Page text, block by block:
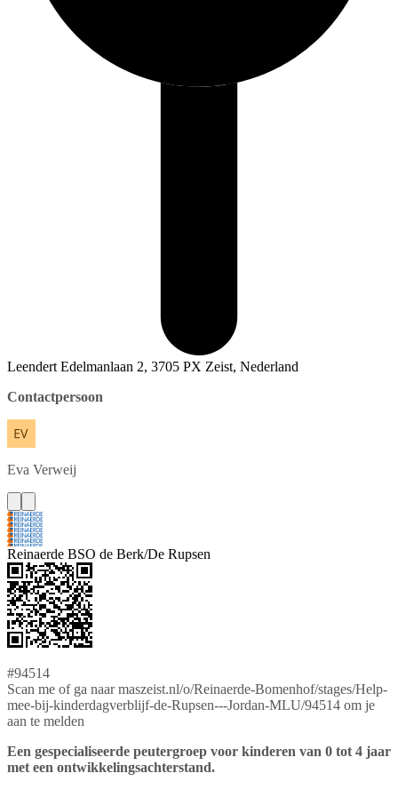
Leendert Edelmanlaan 2, 3705 PX Zeist, Nederland
Contactpersoon
Eva Verweij
Reinaerde BSO de Berk/De Rupsen
#94514
Scan me of ga naar maszeist.nl/o/Reinaerde-Bomenhof/stages/Help-
mee-bij-kinderdagverblijf-de-Rupsen---Jordan-MLU/94514 om je
aan te melden
Een gespecialiseerde peutergroep voor kinderen van 0 tot 4 jaar
met een ontwikkelingsachterstand.